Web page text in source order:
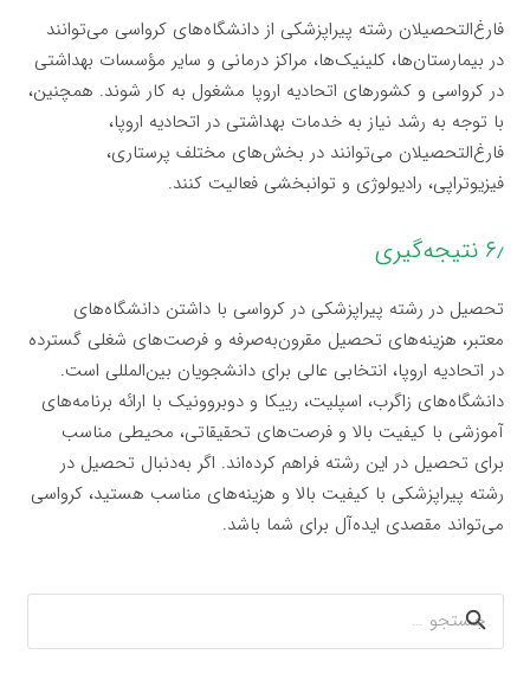
فارغ‌التحصیلان رشته پیراپزشکی از دانشگاه‌های کرواسی می‌توانند
در بیمارستان‌ها، کلینیک‌ها، مراکز درمانی و سایر مؤسسات بهداشتی
در کرواسی و کشورهای اتحادیه اروپا مشغول به کار شوند. همچنین،
با توجه به رشد نیاز به خدمات بهداشتی در اتحادیه اروپا،
فارغ‌التحصیلان می‌توانند در بخش‌های مختلف پرستاری،
فیزیوتراپی، رادیولوژی و توانبخشی فعالیت کنند.
۶٫ نتیجه‌گیری
تحصیل در رشته پیراپزشکی در کرواسی با داشتن دانشگاه‌های
معتبر، هزینه‌های تحصیل مقرون‌به‌صرفه و فرصت‌های شغلی گسترده
در اتحادیه اروپا، انتخابی عالی برای دانشجویان بین‌المللی است.
دانشگاه‌های زاگرب، اسپلیت، رییکا و دوبروونیک با ارائه برنامه‌های
آموزشی با کیفیت بالا و فرصت‌های تحقیقاتی، محیطی مناسب
برای تحصیل در این رشته فراهم کرده‌اند. اگر به‌دنبال تحصیل در
رشته پیراپزشکی با کیفیت بالا و هزینه‌های مناسب هستید، کرواسی
می‌تواند مقصدی ایده‌آل برای شما باشد.
جستجو
برای: